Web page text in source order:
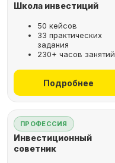
Школа инвестиций
50 кейсов
33 практических
задания
230+ часов занятий
Подробнее
ПРОФЕССИЯ
Инвестиционный
советник